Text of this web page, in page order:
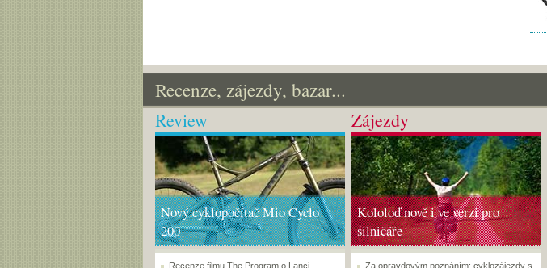
Recenze, zájezdy, bazar...
Review
Nový cyklopočítač Mio Cyclo
200
Recenze filmu The Program o Lanci
Zájezdy
Kololoď nově i ve verzi pro
silničáře
Za opravdovým poznáním: cyklozájezdy s